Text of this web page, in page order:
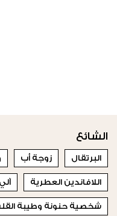
الشائع
البرتقال زوجة أب
اللافاندين العطرية
شخصية حنونة وطيبة